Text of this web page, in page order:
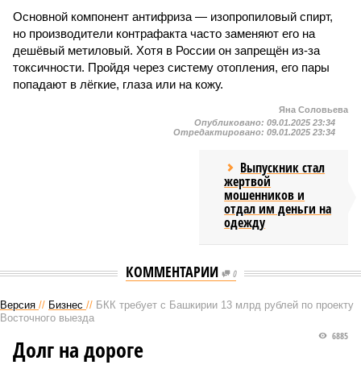
Основной компонент антифриза — изопропиловый спирт,
но производители контрафакта часто заменяют его на
дешёвый метиловый. Хотя в России он запрещён из-за
токсичности. Пройдя через систему отопления, его пары
попадают в лёгкие, глаза или на кожу.
Яна Соловьева
Опубликовано: 09.01.2025 23:34
Отредактировано: 09.01.2025 23:34
Выпускник стал
жертвой
мошенников и
отдал им деньги на
одежду
КОММЕНТАРИИ 0
Версия // Бизнес // БКК требует с Башкирии 13 млрд рублей по проекту
Восточного выезда
6885
Долг на дороге